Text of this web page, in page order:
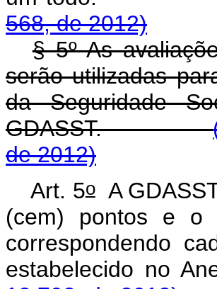
568, de 2012)
§ 5º As
serão utilizadas
da Seguridade
GDASST.
de 2012)
Art. 5oA
(cem) pontos e o
correspondendo
estabelecido no